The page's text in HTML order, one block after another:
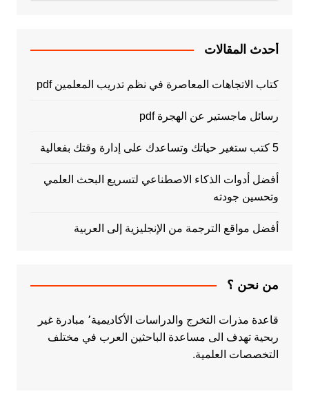
أحدث المقالات
كتاب الاتجاهات المعاصرة في نظم تدريب المعلمين pdf
رسائل ماجستير عن الهجرة pdf
5 كتب ستغير حياتك وتساعدك على إدارة وقتك بفعالية
أفضل أدوات الذكاء الاصطناعي لتسريع البحث العلمي
وتحسين جودته
أفضل مواقع الترجمة من الإنجليزية إلى العربية
من نحن ؟
قاعدة مذرات التخرج والدراسات الأكاديمية٬ مبادرة غير
ربحية تهدف الى مساعدة الباحثين العرب في مختلف
التخصصات العلمية.